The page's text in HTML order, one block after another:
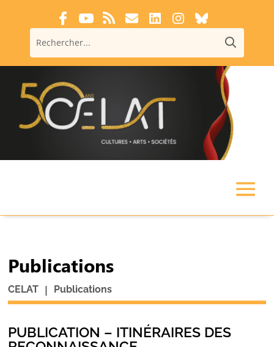
Publications
CELAT | Publications
PUBLICATION – ITINÉRAIRES DES